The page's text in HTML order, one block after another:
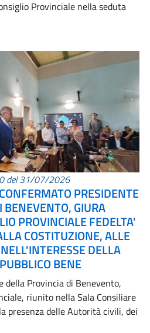
Provinciale nella seduta
del 31/07/2026
PRESIDENTE
GIURA
PROVINCIALE FEDELTA'
COSTITUZIONE, ALLE
DELLA
BENE
della Provincia di Benevento,
riunito nella Sala Consiliare
presenza delle Autorità civili, dei